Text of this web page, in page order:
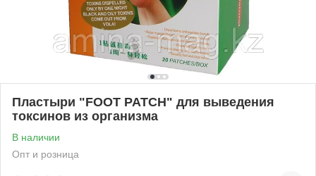
Пластыри "FOOT PATCH" для выведения
токсинов из организма
В наличии
Опт и розница